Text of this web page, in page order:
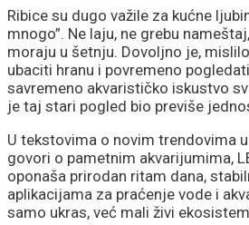
Ribice su dugo važile za kućne
mnogo”. Ne laju, ne grebu
moraju u šetnju. Dovoljno je,
ubaciti hranu i povremeno
savremeno akvarističko iskustvo
je taj stari pogled bio previše
U tekstovima o novim trendovima
govori o pametnim akvarijumima,
oponaša prirodan ritam dana,
aplikacijama za praćenje vode i
samo ukras, već mali živi